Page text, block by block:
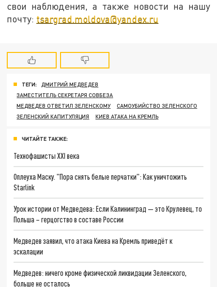
свои наблюдения, а также новости на нашу
почту: tsargrad.moldova@yandex.ru
ТЕГИ:
ДМИТРИЙ МЕДВЕДЕВ
ЗАМЕСТИТЕЛЬ СЕКРЕТАРЯ СОВБЕЗА
МЕДВЕДЕВ ОТВЕТИЛ ЗЕЛЕНСКОМУ
САМОУБИЙСТВО ЗЕЛЕНСКОГО
ЗЕЛЕНСКИЙ КАПИТУЛЯЦИЯ
КИЕВ АТАКА НА КРЕМЛЬ
ЧИТАЙТЕ ТАКЖЕ:
Технофашисты XXI века
Оплеуха Маску. "Пора снять белые перчатки": Как уничтожить
Starlink
Урок истории от Медведева: Если Калининград — это Крулевец, то
Польша – герцогство в составе России
Медведев заявил, что атака Киева на Кремль приведёт к
эскалации
Медведев: ничего кроме физической ликвидации Зеленского,
больше не осталось